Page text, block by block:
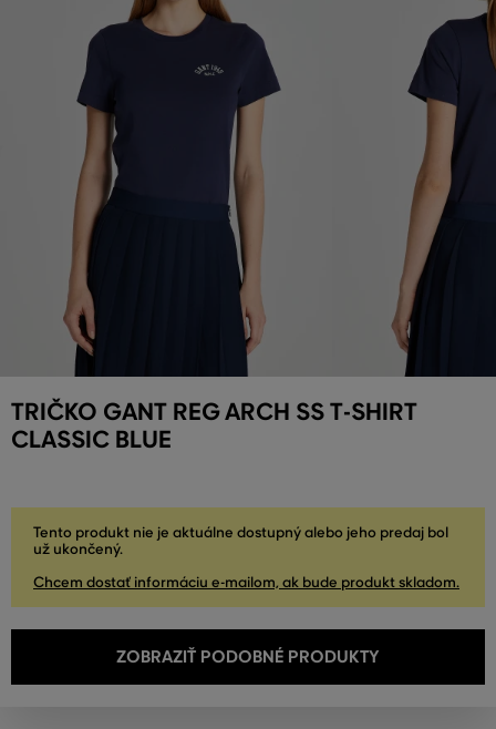
TRIČKO GANT REG ARCH SS T-SHIRT
CLASSIC BLUE
Tento produkt nie je aktuálne dostupný alebo jeho predaj bol
už ukončený.
Chcem dostať informáciu e-mailom, ak bude produkt skladom.
ZOBRAZIŤ PODOBNÉ PRODUKTY